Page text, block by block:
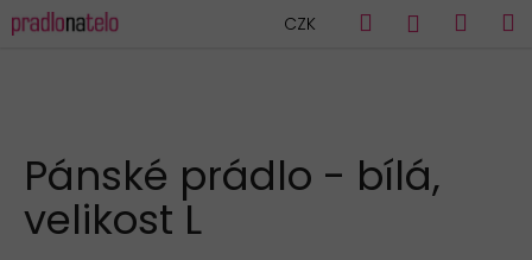
na
CZK Hledat
Pánské prádlo - bílá,
velikost L
K
o
o
p
o